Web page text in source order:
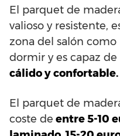
El parquet de
valioso y resistente,
zona del salón como
dormir y es capaz
cálido y confortable.
El parquet de
coste de entre 5-10